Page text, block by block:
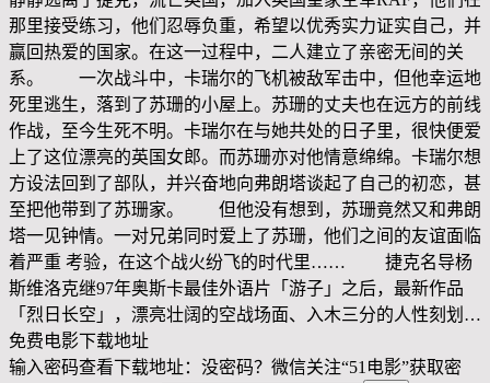
那里接受练习，他们忍辱负重，希望以优秀实力证实自己，并
赢回热爱的国家。在这一过程中，二人建立了亲密无间的关
系。 一次战斗中，卡瑞尔的飞机被敌军击中，但他幸运地
死里逃生，落到了苏珊的小屋上。苏珊的丈夫也在远方的前线
作战，至今生死不明。卡瑞尔在与她共处的日子里，很快便爱
上了这位漂亮的英国女郎。而苏珊亦对他情意绵绵。卡瑞尔想
方设法回到了部队，并兴奋地向弗朗塔谈起了自己的初恋，甚
至把他带到了苏珊家。 但他没有想到，苏珊竟然又和弗朗
塔一见钟情。一对兄弟同时爱上了苏珊，他们之间的友谊面临
着严重 考验，在这个战火纷飞的时代里…… 捷克名导杨
斯维洛克继97年奥斯卡最佳外语片「游子」之后，最新作品
「烈日长空」，漂亮壮阔的空战场面、入木三分的人性刻划…
免费电影下载地址
输入密码查看下载地址：没密码？微信关注“51电影”获取密